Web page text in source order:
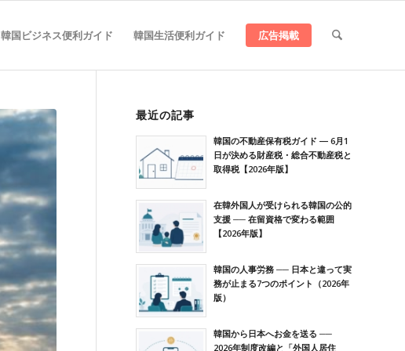
韓国ビジネス便利ガイド 韓国生活便利ガイド 広告掲載
最近の記事
韓国の不動産保有税ガイド ― 6月1
日が決める財産税・総合不動産税と
取得税【2026年版】
在韓外国人が受けられる韓国の公的
支援 ── 在留資格で変わる範囲
【2026年版】
韓国の人事労務 ── 日本と違って実
務が止まる7つのポイント（2026年
版）
韓国から日本へお金を送る ──
2026年制度改編と「外国人居住